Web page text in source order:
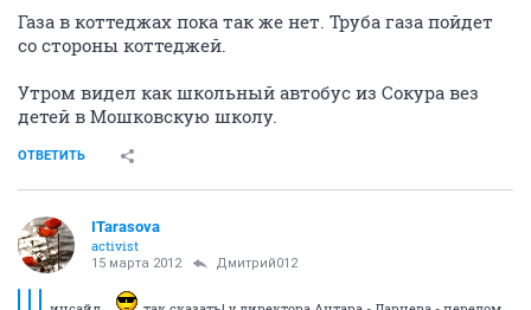
Газа в коттеджах пока так же нет. Труба газа пойдет
со стороны коттеджей.
Утром видел как школьный автобус из Сокура вез
детей в Мошковскую школу.
ОТВЕТИТЬ
ITarasova
activist
15 марта 2012 Дмитрий012